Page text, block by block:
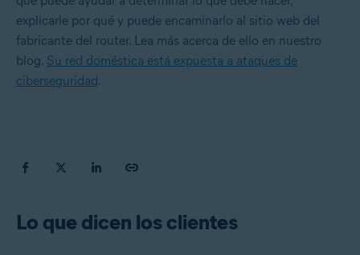
explicarle por qué y puede encaminarlo al sitio web del
fabricante del router. Lea más acerca de ello en nuestro
blog. Su red doméstica está expuesta a ataques de
ciberseguridad.
Lo que dicen los clientes